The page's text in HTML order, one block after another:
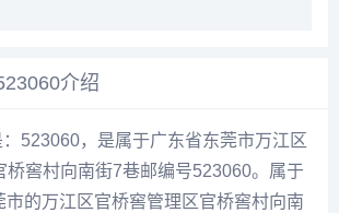
介绍
523060，是属于广东省东莞市万江区
桥窖村向南街7巷邮编号523060。属于
市的万江区官桥窖管理区官桥窖村向南